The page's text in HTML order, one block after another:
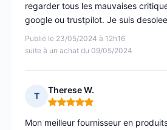
Publié le 23/05/2024 à 12h16
suite à un achat du 09/05/2024
regarder tous les mauvaises
google ou trustpilot. Je suis
T
Therese W.
Note : 5 sur 5
Mon meilleur fournisseur en